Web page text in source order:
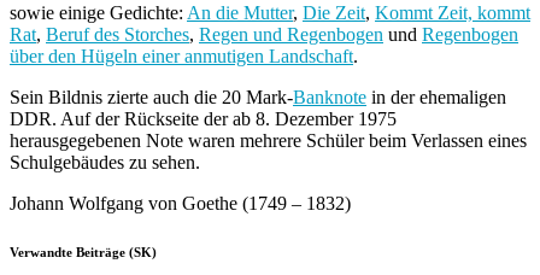
sowie einige Gedichte: An die Mutter, Die Zeit, Kommt Zeit, kommt
Rat, Beruf des Storches, Regen und Regenbogen und Regenbogen
über den Hügeln einer anmutigen Landschaft.
Sein Bildnis zierte auch die 20 Mark-Banknote in der ehemaligen
DDR. Auf der Rückseite der ab 8. Dezember 1975
herausgegebenen Note waren mehrere Schüler beim Verlassen eines
Schulgebäudes zu sehen.
Johann Wolfgang von Goethe (1749 – 1832)
Verwandte Beiträge (SK)